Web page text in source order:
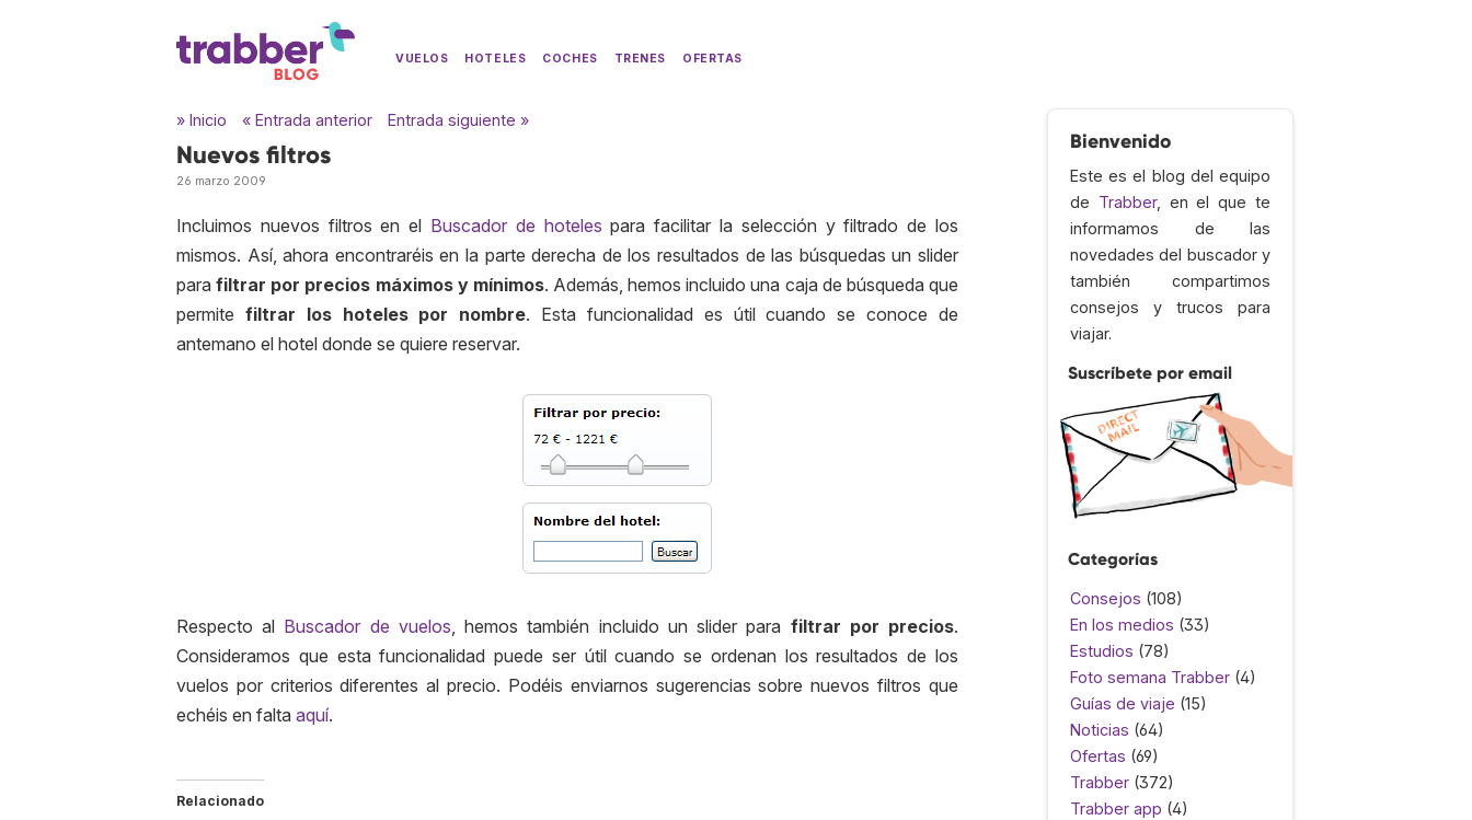
VUELOS HOTELES COCHES TRENES OFERTAS
» Inicio « Entrada anterior Entrada siguiente »
Nuevos filtros
26 marzo 2009
Incluimos nuevos filtros en el Buscador de hoteles para facilitar la selección y filtrado de los
mismos. Así, ahora encontraréis en la parte derecha de los resultados de las búsquedas un slider
parafiltrar por precios máximos y mínimos. Además, hemos incluido una caja de búsqueda que
permite filtrar los hoteles por nombre. Esta funcionalidad es útil cuando se conoce de
antemano el hotel donde se quiere reservar.
Respecto al Buscador de vuelos , hemos también incluido unsliderpara filtrar por precios.
Consideramos que esta funcionalidad puede ser útil cuando se ordenan los resultados de los
vuelos por criterios diferentes al precio. Podéis enviarnos sugerencias sobre nuevos filtros que
echéis en falta aquí.
Relacionado
Bienvenido
Este es el blog del equipo
de Trabber, en el que te
informamos de las
novedades del buscador y
también compartimos
consejos y trucos para
viajar.
Suscríbete por email
Categorías
Consejos (108)
En los medios (33)
Estudios (78)
Foto semana Trabber (4)
Guías de viaje (15)
Noticias (64)
Ofertas (69)
Trabber (372)
Trabber app (4)